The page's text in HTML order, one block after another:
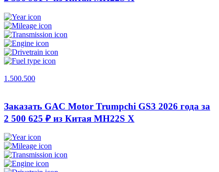
1.500.500
Заказать GAC Motor Trumpchi GS3 2026 года за
2 500 625 ₽ из Китая MH22S X